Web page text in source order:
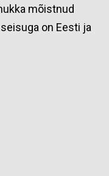
mõistnud
on Eesti ja